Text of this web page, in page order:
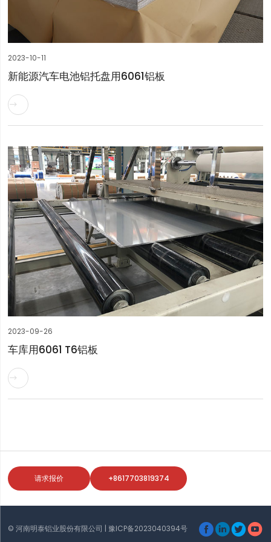
2023-10-11
新能源汽车电池铝托盘用6061铝板

2023-09-26
车库用6061 T6铝板

请求报价 +8617703819374
© 河南明泰铝业股份有限公司 | 豫ICP备2023040394号 